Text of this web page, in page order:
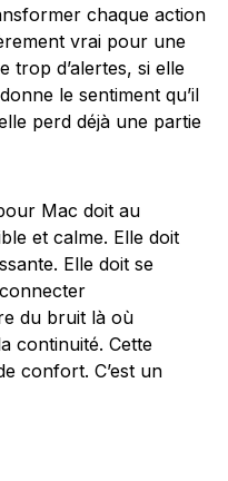
chaque action
vrai pour une
trop d’alertes, si elle
le sentiment qu’il
perd déjà une partie
Mac doit au
et calme. Elle doit
Elle doit se
du bruit là où
continuité. Cette
confort. C’est un